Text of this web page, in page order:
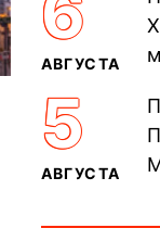
АВГУСТА
5
АВГУСТА